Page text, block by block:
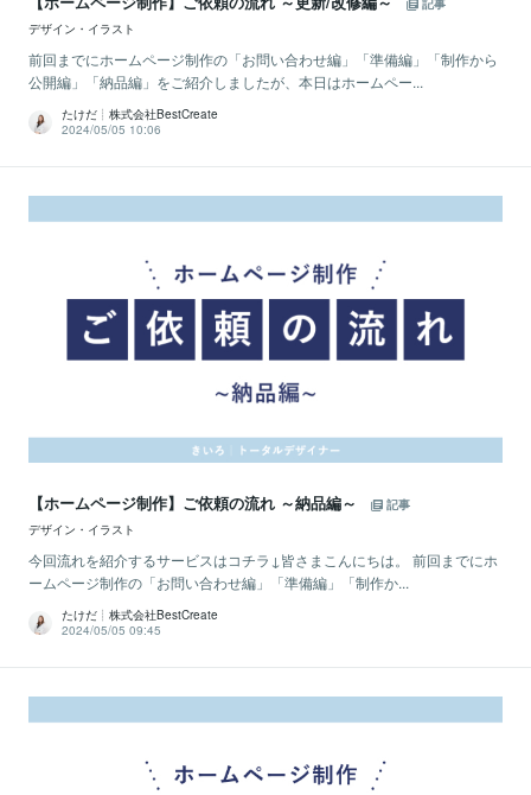
記事
デザイン・イラスト
前回までにホームページ制作の「お問い合わせ編」「準備編」「制作から
公開編」「納品編」をご紹介しましたが、本日はホームペー...
たけだ┊株式会社BestCreate
2024/05/05 10:06
【ホームページ制作】ご依頼の流れ ～納品編～
記事
デザイン・イラスト
今回流れを紹介するサービスはコチラ↓皆さまこんにちは。 前回までにホ
ームページ制作の「お問い合わせ編」「準備編」「制作か...
たけだ┊株式会社BestCreate
2024/05/05 09:45